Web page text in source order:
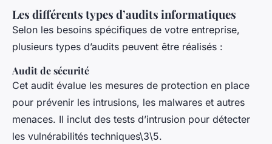
Les différents types d’audits informatiques
Selon les besoins spécifiques de votre entreprise,
plusieurs types d’audits peuvent être réalisés :
Audit de sécurité
Cet audit évalue les mesures de protection en place
pour prévenir les intrusions, les malwares et autres
menaces. Il inclut des tests d’intrusion pour détecter
les vulnérabilités techniques\3\5.